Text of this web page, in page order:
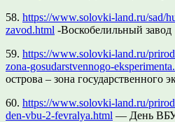
58. https://www.solovki-land.ru/sad/
zavod.html -Воскобелильный завод
59. https://www.solovki-land.ru/
zona-gosudarstvennogo-
острова – зона государственного
60. https://www.solovki-land.ru/
den-vbu-2-fevralya.html — День